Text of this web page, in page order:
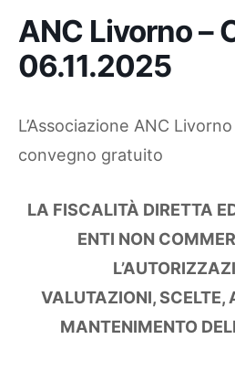
ANC Livorno –
06.11.2025
L’Associazione ANC
convegno gratuito
LA FISCALITÀ DIRETTA
ENTI NON
VALUTAZIONI, SCELTE,
MANTENIMENTO